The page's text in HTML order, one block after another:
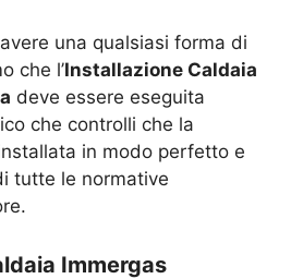
una qualsiasi forma di
che l’Installazione Caldaia
deve essere eseguita
che controlli che la
in modo perfetto e
tutte le normative
Immergas